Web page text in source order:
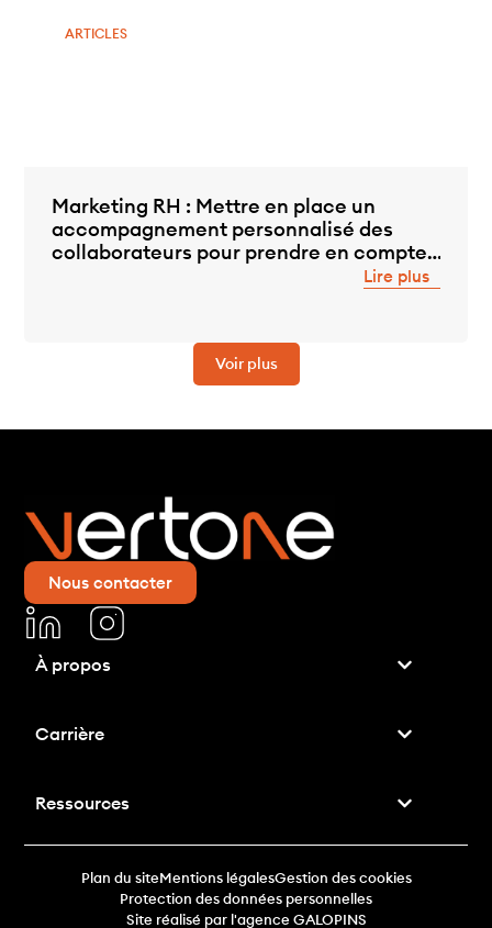
ARTICLES
Marketing RH : Mettre en place un
accompagnement personnalisé des
collaborateurs pour prendre en compte
Lire plus
Voir plus
Nous contacter
À propos
Carrière
Ressources
Plan du siteMentions légalesGestion des cookies
Protection des données personnelles
Site réalisé par l'agence GALOPINS